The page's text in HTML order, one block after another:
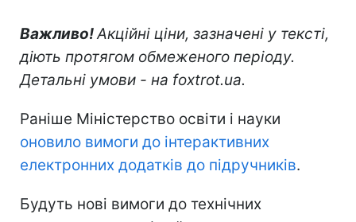
Важливо!Акційні ціни, зазначені у тексті,
діють протягом обмеженого періоду.
Детальні умови - на foxtrot.ua.
Раніше Міністерство освіти і науки
оновило вимоги до інтерактивних
електронних додатків до підручників.
Будуть нові вимоги до технічних